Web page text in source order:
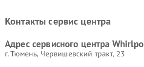
Контакты сервис центра
Адрес сервисного центра
г. Тюмень, ​Червишевский тракт, 23